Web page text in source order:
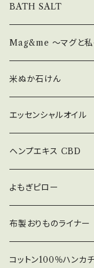
BATH SALT
Mag&me ～マグと
米ぬか石けん
エッセンシャルオイル
ヘンプエキス CBD
よもぎピロー
布製おりものライナー
コットン100％ハンカ